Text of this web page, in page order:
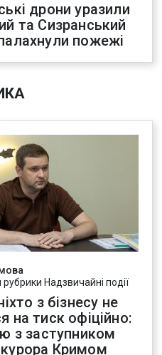
дрони уразили
та Сизранський
пожежі
рубрики Надзвичайні події
з бізнесу не
на тиск офіційно:
з заступником
Кримом